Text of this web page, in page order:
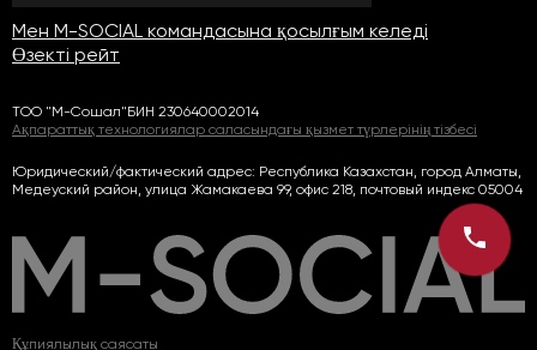
Мен M-SOCIAL командасына қосылғым келеді
Өзекті рейт
ТОО "М-Сошал"БИН 230640002014
Ақпараттық технологиялар саласындағы қызмет түрлерінің тізбесі
Юридический/фактический адрес: Республика Казахстан, город Алматы,
Медеуский район, улица Жамакаева 99, офис 218, почтовый индекс 05004
Құпиялылық саясаты